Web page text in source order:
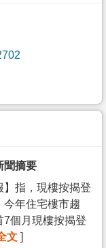
聞摘要
】指，現樓按揭登
今年住宅樓市趨
7個月現樓按揭登
文 ]